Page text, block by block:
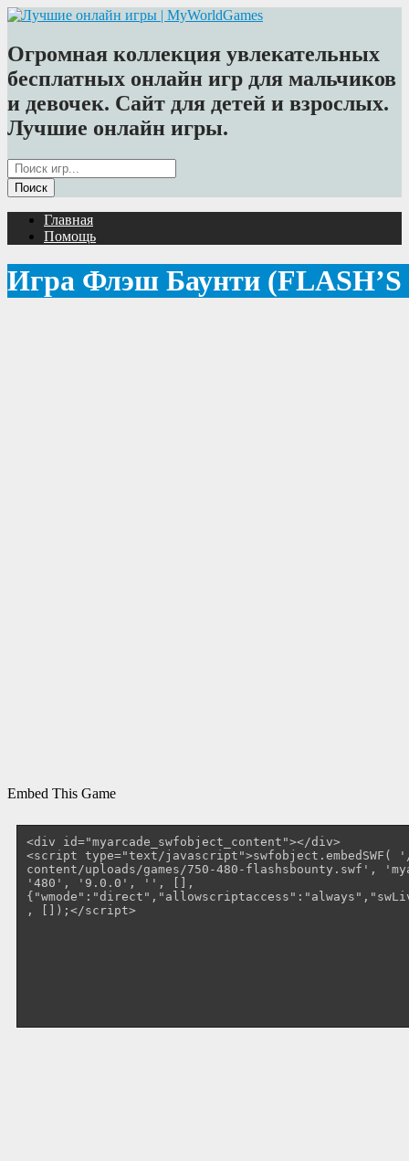
Огромная коллекция увлекательных
бесплатных онлайн игр для мальчиков
и девочек. Сайт для детей и взрослых.
Лучшие онлайн игры.
Главная
Помощь
Игра Флэш Баунти
Embed This Game